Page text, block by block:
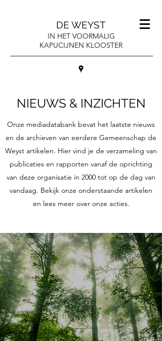
DE WEYST
IN HET VOORMALIG
KAPUCIJNEN KLOOSTER
NIEUWS & INZICHTEN
Onze mediadatabank bevat het laatste nieuws
en de archieven van eerdere Gemeenschap de
Weyst artikelen. Hier vind je de verzameling van
publicaties en rapporten vanaf de oprichting
van deze organisatie in 2000 tot op de dag van
vandaag. Bekijk onze onderstaande artikelen
en lees meer over onze acties.